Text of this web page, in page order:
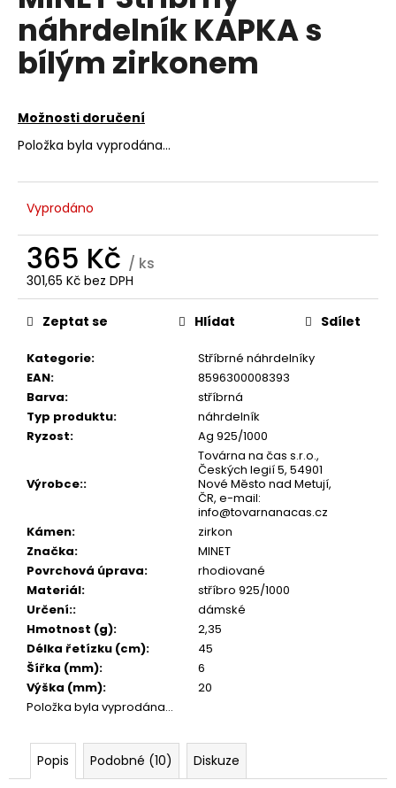
5
hvězdiček.
náhrdelník KAPKA s
bílým zirkonem
Možnosti doručení
Položka byla vyprodána…
Vyprodáno
365 Kč / ks
301,65 Kč bez DPH
Měrná
cena:
Kategorie:
Stříbrné náhrdelníky
EAN:
8596300008393
Barva:
stříbrná
Typ produktu:
náhrdelník
Ryzost: Ag 925/1000
Výrobce::
Továrna na čas s.r.o.,
Českých legií 5, 54901
Nové Město nad Metují,
ČR, e-mail:
info@tovarnanacas.cz
Kámen:
zirkon
Značka:
MINET
Povrchová úprava:
rhodiované
Materiál:
stříbro 925/1000
Určení::
dámské
Hmotnost (g):
2,35
Délka řetízku (cm):
45
Šířka (mm):
6
Výška (mm):
20
Položka byla vyprodána…
Zeptat se Hlídat Sdílet
Popis Podobné (10) Diskuze
a
j
í
?
D
o
p
u
č
u
m